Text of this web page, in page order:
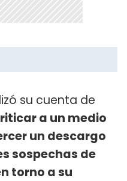
su cuenta de
a un medio
un descargo
sospechas de
torno a su